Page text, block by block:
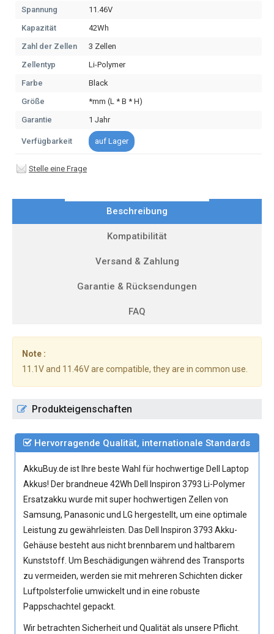
Spannung
11.46V
Kapazität
42Wh
Zahl der Zellen
3 Zellen
Zellentyp
Li-Polymer
Farbe
Black
Größe
*mm (L * B * H)
Garantie
1 Jahr
Verfügbarkeit auf Lager
Stelle eine Frage
Beschreibung
Kompatibilität
Versand & Zahlung
Garantie & Rücksendungen
FAQ
Note :
11.1V and 11.46V are compatible, they are in common use.
Produkteigenschaften
Hervorragende Qualität, internationale Standards
AkkuBuy.de ist Ihre beste Wahl für hochwertige Dell Laptop
Akkus! Der brandneue 42Wh Dell Inspiron 3793 Li-Polymer
Ersatzakku wurde mit super hochwertigen Zellen von
Samsung, Panasonic und LG hergestellt, um eine optimale
Leistung zu gewährleisten. Das Dell Inspiron 3793 Akku-
Gehäuse besteht aus nicht brennbarem und haltbarem
Kunststoff. Um Beschädigungen während des Transports
zu vermeiden, werden sie mit mehreren Schichten dicker
Luftpolsterfolie umwickelt und in eine robuste
Pappschachtel gepackt.
Wir betrachten Sicherheit und Qualität als unsere Pflicht.